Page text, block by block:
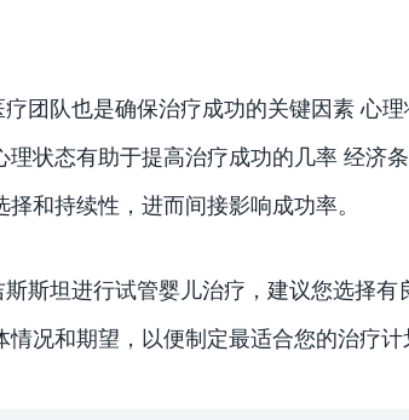
团队也是确保治疗成功的关键因素 心
理状态有助于提高治疗成功的几率 经济
和持续性，进而间接影响成功率。
斯坦进行试管婴儿治疗，建议您选择
情况和期望，以便制定最适合您的治疗